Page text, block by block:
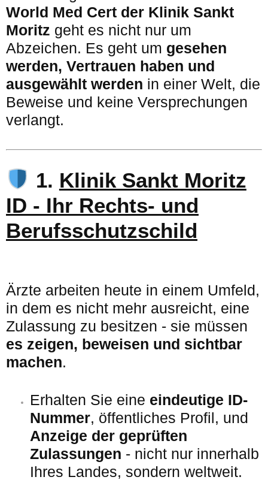
World Med Cert der Klinik Sankt
Moritz geht es nicht nur um
Abzeichen. Es geht um gesehen
werden, Vertrauen haben und
ausgewählt werden in einer Welt, die
Beweise und keine Versprechungen
verlangt.
1. Klinik Sankt Moritz
ID - Ihr Rechts- und
Berufsschutzschild
Ärzte arbeiten heute in einem Umfeld,
in dem es nicht mehr ausreicht, eine
Zulassung zu besitzen - sie müssen
es zeigen, beweisen und sichtbar
machen.
Erhalten Sie eine eindeutige ID-
Nummer, öffentliches Profil, und
Anzeige der geprüften
Zulassungen - nicht nur innerhalb
Ihres Landes, sondern weltweit.